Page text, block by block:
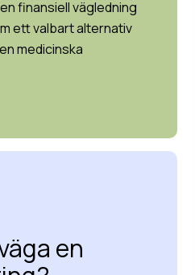
finansiell vägledning
ett valbart alternativ
medicinska
en